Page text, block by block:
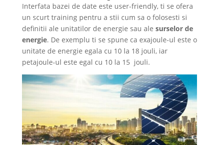
Interfata bazei de date este user-friendly, ti se ofera
un scurt training pentru a stii cum sa o folosesti si
definitii ale unitatilor de energie sau ale surselor de
energie. De exemplu ti se spune ca exajoule-ul este o
unitate de energie egala cu 10 la 18 jouli, iar
petajoule-ul este egal cu 10 la 15 jouli.